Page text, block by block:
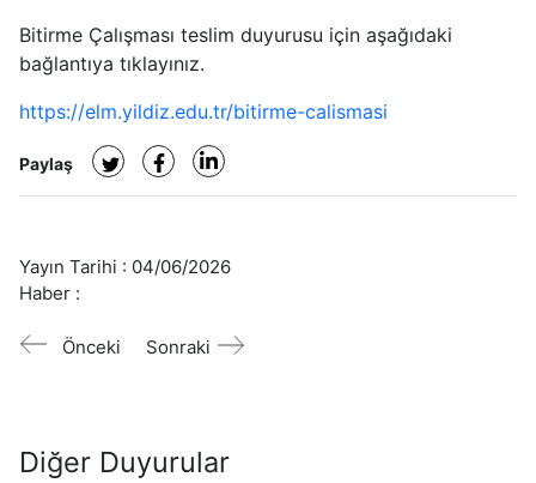
Bitirme Çalışması teslim duyurusu için aşağıdaki
bağlantıya tıklayınız.
https://elm.yildiz.edu.tr/bitirme-calismasi
Paylaş
Yayın Tarihi : 04/06/2026
Haber :
Önceki Sonraki
Diğer Duyurular